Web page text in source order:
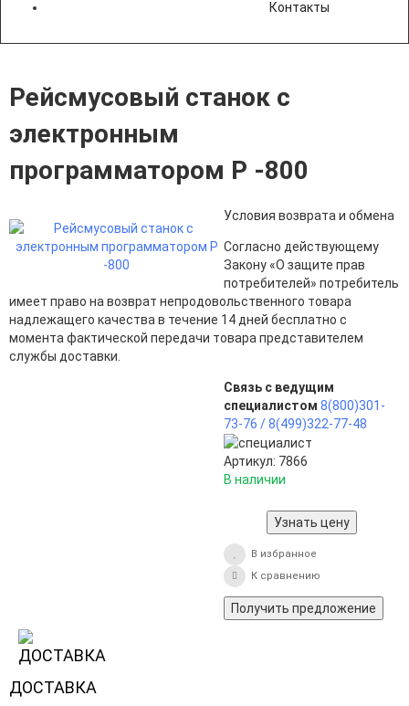
Контакты
Рейсмусовый станок с
электронным
программатором Р -800
Условия возврата и обмена
Согласно действующему
Закону «О защите прав
потребителей» потребитель
имеет право на возврат непродовольственного товара
надлежащего качества в течение 14 дней бесплатно с
момента фактической передачи товара представителем
службы доставки.
Связь с ведущим
специалистом 8(800)301-
73-76 /8(499)322-77-48
Артикул: 7866
В наличии
Узнать цену
В избранное
К сравнению
Получить предложение
ДОСТАВКА